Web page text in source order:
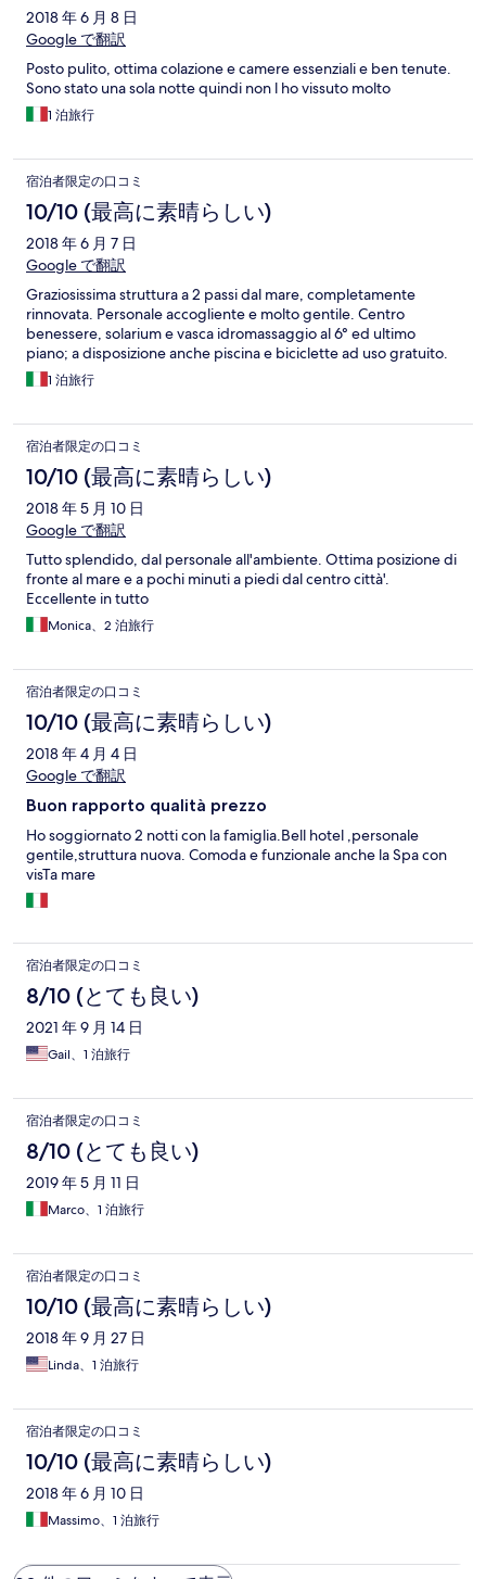
2018 年 6 月 8 日
Google で翻訳
Posto pulito, ottima colazione e camere essenziali e ben tenute.
Sono stato una sola notte quindi non l ho vissuto molto
1 泊旅行
宿泊者限定の口コミ
10/10 (最高に素晴らしい)
2018 年 6 月 7 日
Google で翻訳
Graziosissima struttura a 2 passi dal mare, completamente
rinnovata. Personale accogliente e molto gentile. Centro
benessere, solarium e vasca idromassaggio al 6° ed ultimo
piano; a disposizione anche piscina e biciclette ad uso gratuito.
1 泊旅行
宿泊者限定の口コミ
10/10 (最高に素晴らしい)
2018 年 5 月 10 日
Google で翻訳
Tutto splendido, dal personale all'ambiente. Ottima posizione di
fronte al mare e a pochi minuti a piedi dal centro città'.
Eccellente in tutto
Monica、2 泊旅行
宿泊者限定の口コミ
10/10 (最高に素晴らしい)
2018 年 4 月 4 日
Google で翻訳
Buon rapporto qualità prezzo
Ho soggiornato 2 notti con la famiglia.Bell hotel ,personale
gentile,struttura nuova. Comoda e funzionale anche la Spa con
visTa mare
宿泊者限定の口コミ
8/10 (とても良い)
2021 年 9 月 14 日
Gail、1 泊旅行
宿泊者限定の口コミ
8/10 (とても良い)
2019 年 5 月 11 日
Marco、1 泊旅行
宿泊者限定の口コミ
10/10 (最高に素晴らしい)
2018 年 9 月 27 日
Linda、1 泊旅行
宿泊者限定の口コミ
10/10 (最高に素晴らしい)
2018 年 6 月 10 日
Massimo、1 泊旅行